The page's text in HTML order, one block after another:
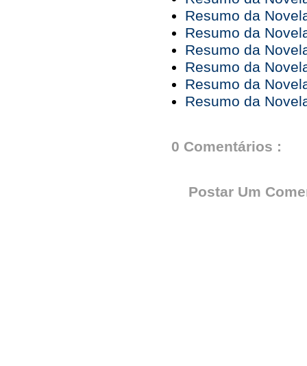
Resumo da
Resumo da
Resumo da
Resumo da
Resumo da
Resumo da
0 Comentários :
Postar Um